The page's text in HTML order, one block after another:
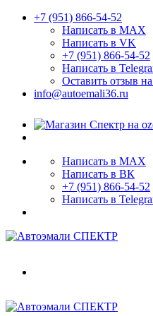
+7 (951) 866-54-52
Написать в MAX
Написать в VK
+7 (951) 866-54-52
Написать в
Оставить отзыв
info@autoemali36.ru
Написать в MAX
Написать в ВК
+7 (951) 866-54-52
Написать в